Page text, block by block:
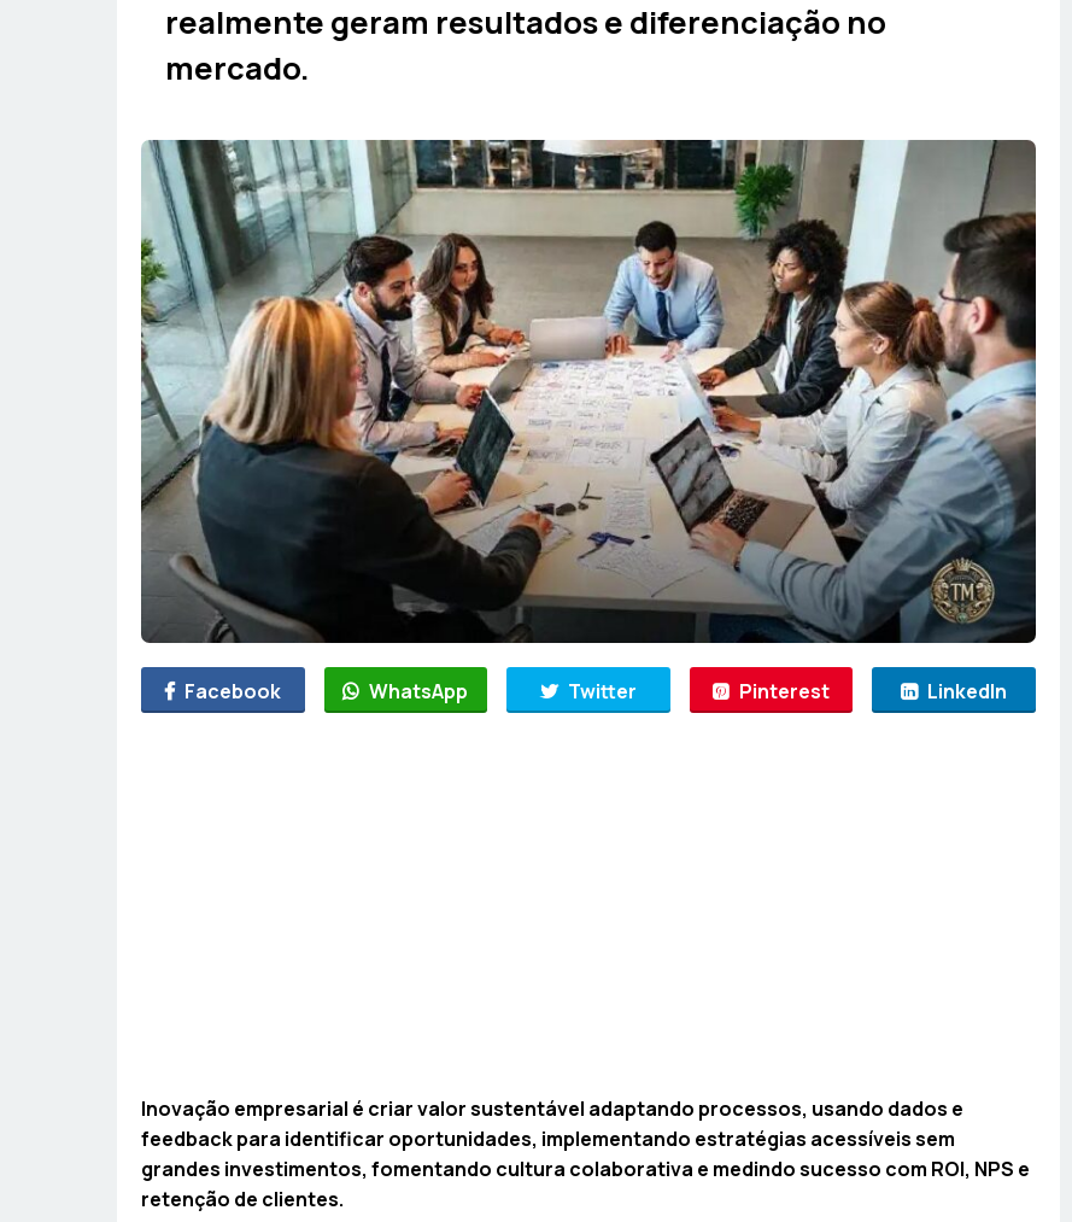
realmente geram resultados e diferenciação no
mercado.
Facebook WhatsApp Twitter Pinterest LinkedIn
Inovação empresarial é criar valor sustentável adaptando processos, usando dados e
feedback para identificar oportunidades, implementando estratégias acessíveis sem
grandes investimentos, fomentando cultura colaborativa e medindo sucesso com ROI, NPS e
retenção de clientes.